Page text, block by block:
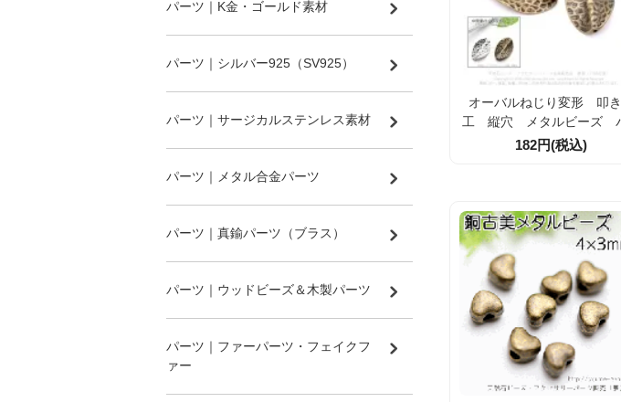
オーバルねじり変形 叩
工 縦穴 メタルビーズ
ツ アンティークゴールド
182円(税込)
パーツ｜K金・ゴールド素材
パーツ｜シルバー925（SV925）
パーツ｜サージカルステンレス素材
パーツ｜メタル合金パーツ
パーツ｜真鍮パーツ（ブラス）
パーツ｜ウッドビーズ＆木製パーツ
パーツ｜ファーパーツ・フェイクフ
ァー